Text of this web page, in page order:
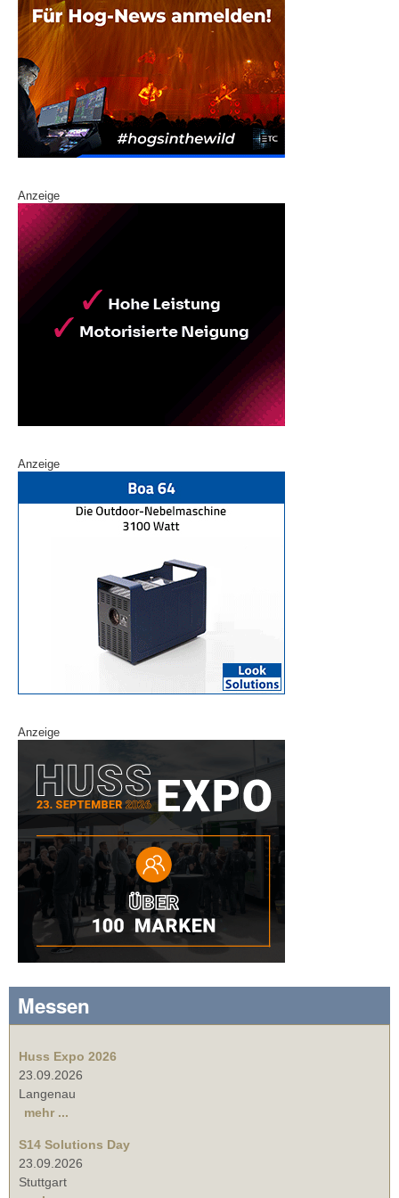
Anzeige
Anzeige
Anzeige
Messen
Huss Expo 2026
23.09.2026
Langenau
mehr ...
S14 Solutions Day
23.09.2026
Stuttgart